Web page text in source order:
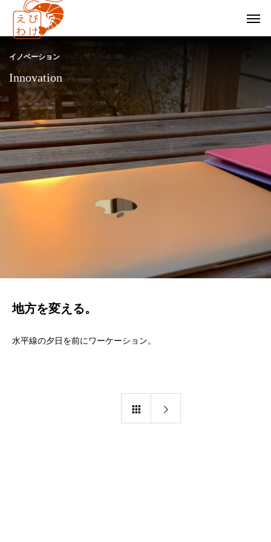
イノベーション
Innovation
地方を変える。
水平線の夕日を前にワーケーション。